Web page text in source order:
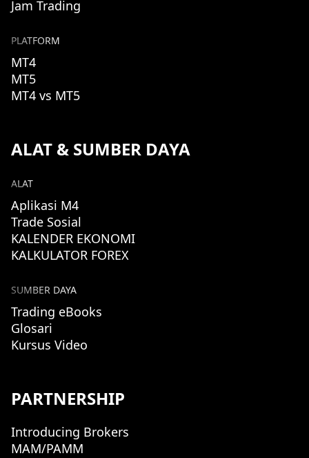
Jam Trading
PLATFORM
MT4
MT5
MT4 vs MT5
ALAT & SUMBER DAYA
ALAT
Aplikasi M4
Trade Sosial
KALENDER EKONOMI
KALKULATOR FOREX
SUMBER DAYA
Trading eBooks
Glosari
Kursus Video
PARTNERSHIP
Introducing Brokers
MAM/PAMM